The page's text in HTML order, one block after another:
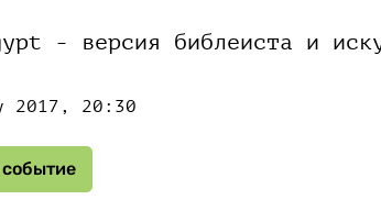
- версия библеиста и
2017, 20:30